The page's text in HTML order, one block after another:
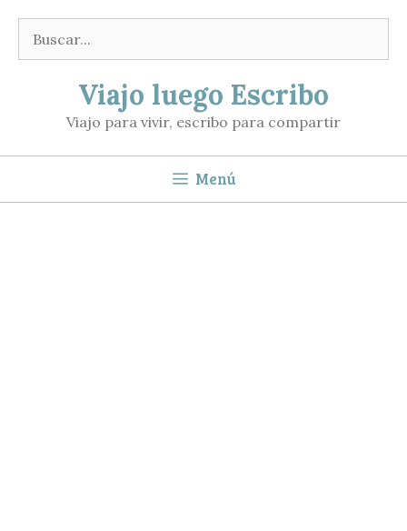
contenido
Buscar:
Viajo luego Escribo
Viajo para vivir, escribo para compartir
Menú